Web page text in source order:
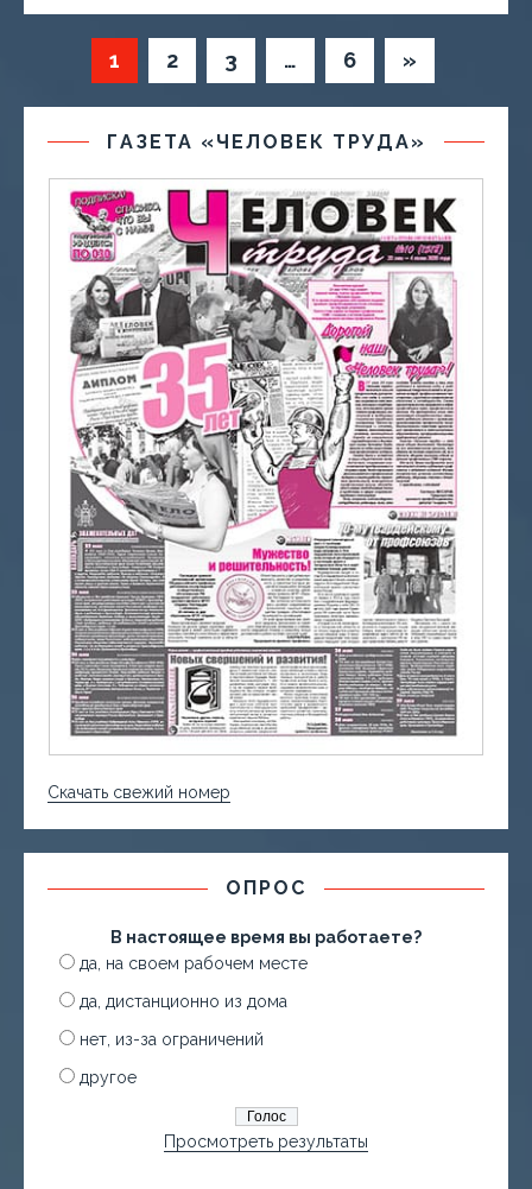
1 2 3 … 6 »
ГАЗЕТА «ЧЕЛОВЕК ТРУДА»
Скачать свежий номер
ОПРОС
В настоящее время вы работаете?
да, на своем рабочем месте
да, дистанционно из дома
нет, из-за ограничений
другое
Просмотреть результаты